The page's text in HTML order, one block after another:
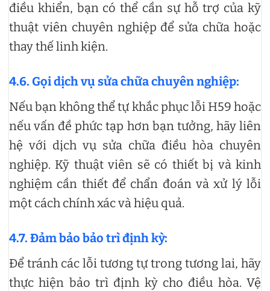
điều khiển, bạn có thể cần sự hỗ trợ của kỹ
thuật viên chuyên nghiệp để sửa chữa hoặc
thay thế linh kiện.
4.6. Gọi dịch vụ sửa chữa chuyên nghiệp:
Nếu bạn không thể tự khắc phục lỗi H59 hoặc
nếu vấn đề phức tạp hơn bạn tưởng, hãy liên
hệ với dịch vụ sửa chữa điều hòa chuyên
nghiệp. Kỹ thuật viên sẽ có thiết bị và kinh
nghiệm cần thiết để chẩn đoán và xử lý lỗi
một cách chính xác và hiệu quả.
4.7. Đảm bảo bảo trì định kỳ:
Để tránh các lỗi tương tự trong tương lai, hãy
thực hiện bảo trì định kỳ cho điều hòa. Vệ